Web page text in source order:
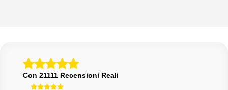
Con 21111 Recensioni Reali